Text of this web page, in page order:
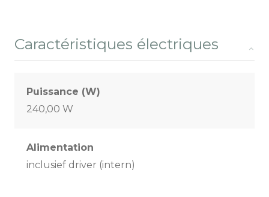
Caractéristiques électriques
Puissance (W)
240,00 W
Alimentation
inclusief driver (intern)